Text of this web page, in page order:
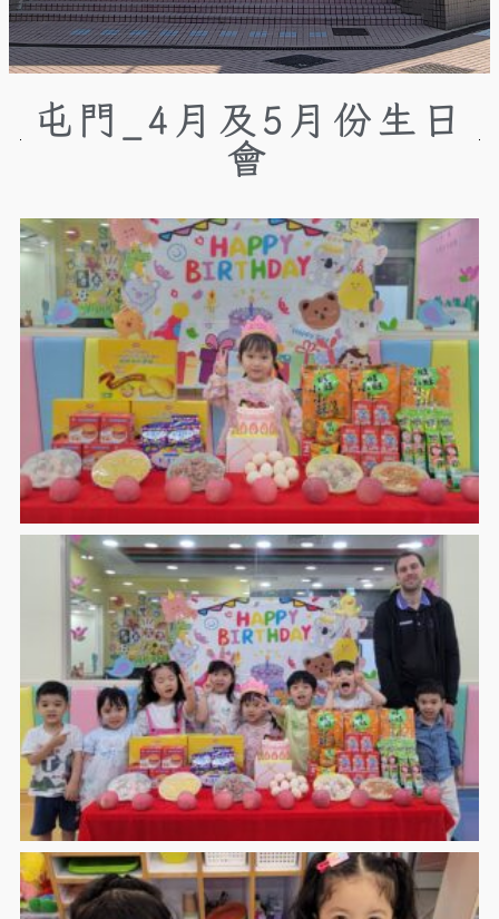
屯門_4月及5月份生日
會